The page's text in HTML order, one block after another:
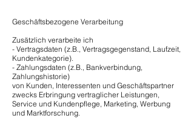
Geschäftsbezogene Verarbeitung
Zusätzlich verarbeite ich
- Vertragsdaten (z.B., Vertragsgegenstand, Laufzeit,
Kundenkategorie).
- Zahlungsdaten (z.B., Bankverbindung,
Zahlungshistorie)
von Kunden, Interessenten und Geschäftspartner
zwecks Erbringung vertraglicher Leistungen,
Service und Kundenpflege, Marketing, Werbung
und Marktforschung.